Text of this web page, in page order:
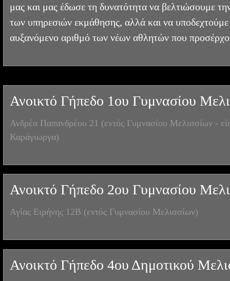
μας και μας έδωσε τη δυνατότητα να βελτιώσουμε
των υπηρεσιών εκμάθησης, αλλά και να υποδεχτούμε
αυξανόμενο αριθμό των νέων αθλητών που
Ανοικτό Γήπεδο 1ου Γυμνασίου
Ανδρέα Παπανδρέου 21 (εντός Γυμνασίου Μελισσίων -
Καράγιωργα)
Ανοικτό Γήπεδο 2ου Γυμνασίου
Αγίας Ειρήνης 12Β (εντός Γυμνασίου Μελισσίων)
Ανοικτό Γήπεδο 4ου Δημοτικού